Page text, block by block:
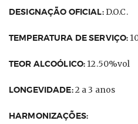
DESIGNAÇÃO OFICIAL:D.O.C.
TEMPERATURA DE SERVIÇO:
TEOR ALCOÓLICO: 12.50%vol
LONGEVIDADE:2 a 3 anos
HARMONIZAÇÕES: